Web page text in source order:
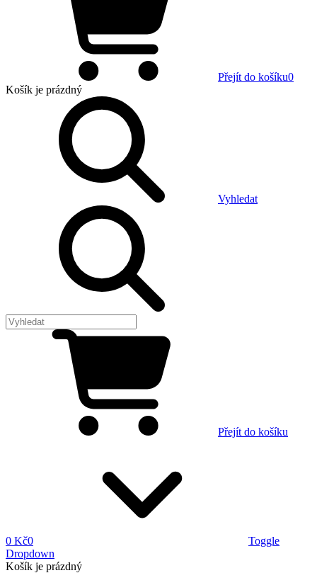
Přejít do košíku0
Košík je prázdný
Vyhledat
Přejít do košíku
0 Kč0
Toggle
Dropdown
Košík je prázdný